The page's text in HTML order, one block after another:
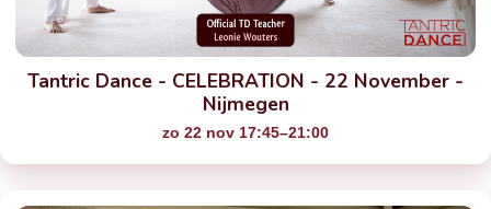
Tantric Dance - CELEBRATION - 22 November -
Nijmegen
zo 22 nov 17:45–21:00